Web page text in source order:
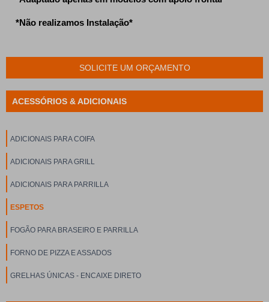
*Não realizamos Instalação*
SOLICITE UM ORÇAMENTO
ACESSÓRIOS & ADICIONAIS
ADICIONAIS PARA COIFA
ADICIONAIS PARA GRILL
ADICIONAIS PARA PARRILLA
ESPETOS
FOGÃO PARA BRASEIRO E PARRILLA
FORNO DE PIZZA E ASSADOS
GRELHAS ÚNICAS - ENCAIXE DIRETO